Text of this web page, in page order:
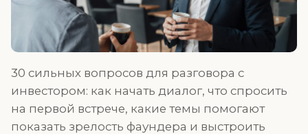
30 сильных вопросов для разговора с
инвестором: как начать диалог, что спросить
на первой встрече, какие темы помогают
показать зрелость фаундера и выстроить